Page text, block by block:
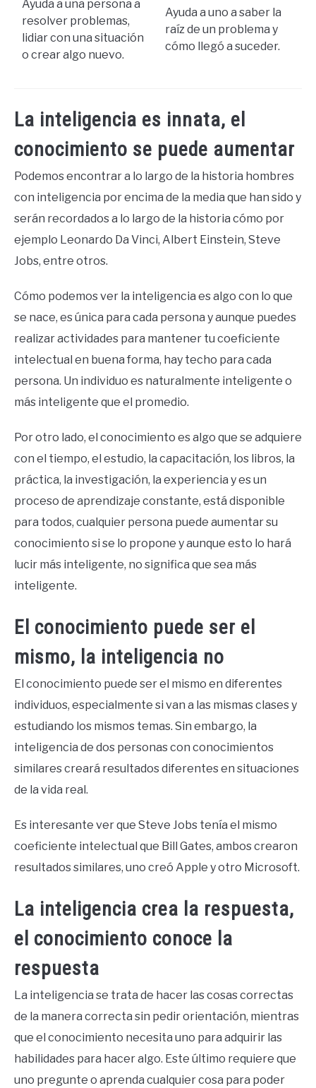
Ayuda a una persona a
resolver problemas,
lidiar con una situación
o crear algo nuevo.
Ayuda a uno a saber la
raíz de un problema y
cómo llegó a suceder.
La inteligencia es innata, el
conocimiento se puede aumentar
Podemos encontrar a lo largo de la historia hombres
con inteligencia por encima de la media que han sido y
serán recordados a lo largo de la historia cómo por
ejemplo Leonardo Da Vinci, Albert Einstein, Steve
Jobs, entre otros.
Cómo podemos ver la inteligencia es algo con lo que
se nace, es única para cada persona y aunque puedes
realizar actividades para mantener tu coeficiente
intelectual en buena forma, hay techo para cada
persona. Un individuo es naturalmente inteligente o
más inteligente que el promedio.
Por otro lado, el conocimiento es algo que se adquiere
con el tiempo, el estudio, la capacitación, los libros, la
práctica, la investigación, la experiencia y es un
proceso de aprendizaje constante, está disponible
para todos, cualquier persona puede aumentar su
conocimiento si se lo propone y aunque esto lo hará
lucir más inteligente, no significa que sea más
inteligente.
El conocimiento puede ser el
mismo, la inteligencia no
El conocimiento puede ser el mismo en diferentes
individuos, especialmente si van a las mismas clases y
estudiando los mismos temas. Sin embargo, la
inteligencia de dos personas con conocimientos
similares creará resultados diferentes en situaciones
de la vida real.
Es interesante ver que Steve Jobs tenía el mismo
coeficiente intelectual que Bill Gates, ambos crearon
resultados similares, uno creó Apple y otro Microsoft.
La inteligencia crea la respuesta,
el conocimiento conoce la
respuesta
La inteligencia se trata de hacer las cosas correctas
de la manera correcta sin pedir orientación, mientras
que el conocimiento necesita uno para adquirir las
habilidades para hacer algo. Este último requiere que
uno pregunte o aprenda cualquier cosa para poder